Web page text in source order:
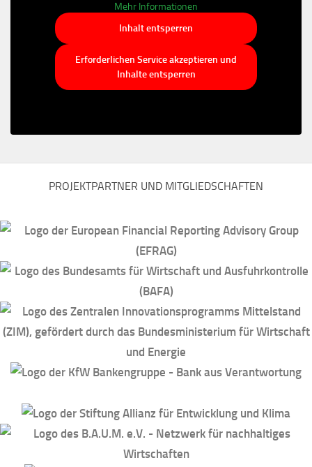
Mehr Informationen
Inhalt entsperren
Erforderlichen Service akzeptieren und
Inhalte entsperren
PROJEKTPARTNER UND MITGLIEDSCHAFTEN